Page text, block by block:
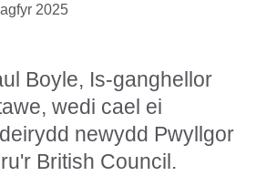
2025
Boyle, Is-ganghellor
wedi cael ei
newydd Pwyllgor
British Council.